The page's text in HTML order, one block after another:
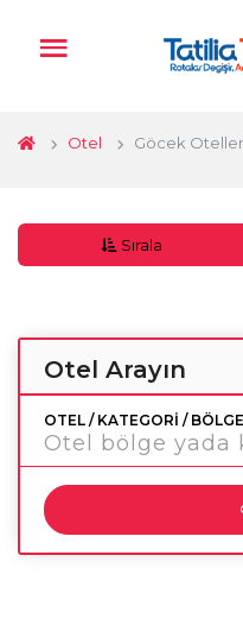
Otel Göcek
Sırala
Otel Arayın
OTEL / KATEGORI /